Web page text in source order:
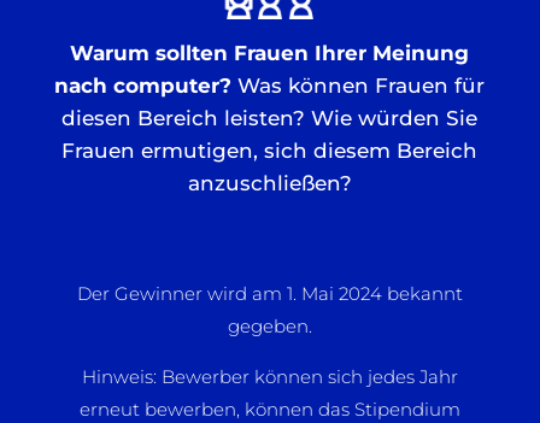
Warum sollten Frauen Ihrer Meinung
nach computer? Was können Frauen für
diesen Bereich leisten? Wie würden Sie
Frauen ermutigen, sich diesem Bereich
anzuschließen?
Der Gewinner wird am 1. Mai 2024 bekannt
gegeben.
Hinweis: Bewerber können sich jedes Jahr
erneut bewerben, können das Stipendium